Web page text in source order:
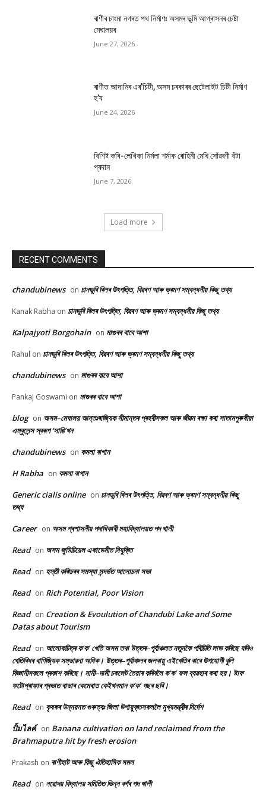
ৰাণীৰ চাংমা নগৰত পথ নিৰ্মাণঃ অসমৰ ভূমি আগ্ৰাসনৰ চেষ্টা
মেঘালয়ৰ
June 27, 2026
ৰাণীত আদানিৰ এৰ’চিটী, অসম চৰকাৰৰ ছেটেলাইট চিটী নিৰ্মাণ
হ’ব
June 24, 2026
বিশিষ্ট কবি-লেখিকা নিৰ্মলা শৰ্মাক ৰোহিনী মেধি সোঁৱৰণী বঁটা
প্ৰদান
June 7, 2026
Load more
RECENT COMMENTS
chandubinews on চানডুবি বিলৰ উৎপত্তি, বিৱৰণ আৰু ভ্ৰমণ সম্বন্ধনীয় কিছু তথ্য
Kanak Rabha on চানডুবি বিলৰ উৎপত্তি, বিৱৰণ আৰু ভ্ৰমণ সম্বন্ধনীয় কিছু তথ্য
Kalpajyoti Borgohain on মাগুৰৰ বাবে আশা
Rahul on চানডুবি বিলৰ উৎপত্তি, বিৱৰণ আৰু ভ্ৰমণ সম্বন্ধনীয় কিছু তথ্য
chandubinews on মাগুৰৰ বাবে আশা
Pankaj Goswami on মাগুৰৰ বাবে আশা
blog on অসম–মেঘালয় আন্তঃৰাজ্যিক সীমান্তৰ প্ৰহৰীসকল আৰু জীৱন ৰক্ষা কৰা সাতামপুৰুষীয়া
এম্বুলেন্স স্বৰূপ ‘সাঙি’খন
chandubinews on কমলা বাগান
H Rabha on কমলা বাগান
Generic cialis online on চানডুবি বিলৰ উৎপত্তি, বিৱৰণ আৰু ভ্ৰমণ সম্বন্ধনীয় কিছু
তথ্য
Career on অসম প্ৰশাসনীয় পদাধিকাৰী মহাবিদ্যালয়ত পদ খালী
Read on অসম জুডিচিয়েল একাডেমীত নিযুক্তি
Read on হস্তী কৰিডৰৰ সমস্যা সন্দৰ্ভত আলোচনা সভা
Read on Rich Potential, Poor Vision
Read on Creation & Evoulution of Chandubi Lake and Some
Datas about Tourism
Read on আলোকচিত্ৰ ক’ক’ খেতি অসম তথা উত্তৰ–পূৰ্বাঞ্চলত নতুনকৈ পৰিচিতি লাভ কৰিছে যদিও
খেতিবিধৰ বাণিজ্যিক সম্ভাৱনা অধিক। উত্তৰ–পূৰ্বাঞ্চলৰ জলবায়ু এইখেতিৰ বাবে উপযোগী বুলি
বিজ্ঞানীসকলে প্ৰকাশ কৰিছে। নামী–দামী চকলেট তৈয়াৰ কৰিবলৈ ক’ক’ ফল ব্যৱহাৰ কৰা হয়। ষ্টাফ
ফটোগ্ৰাফাৰ প্ৰভাত ৰাভাৰ কেমেৰাত কেইখনমান ক’ক’ গছৰ ছবি।
Read on কৃষকৰ উন্নয়নত গুৰুত্বঃ জিলা উপায়ুক্তসকললৈ মুখ্যমন্ত্ৰীৰ নিৰ্দেশ
ปั้มไลค์ on Banana cultivation on land reclaimed from the
Brahmaputra hit by fresh erosion
Prakash on ৰাণীহাট আৰু কিছু ঐতিহাসিক সমল
Read on নৱোদয় বিদ্যালয় সমিতিত ভিন্ন বৰ্গৰ পদ খালী